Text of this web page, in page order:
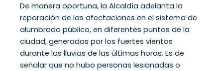
De manera oportuna, la Alcaldía adelanta la
reparación de las afectaciones en el sistema de
alumbrado público, en diferentes puntos de la
ciudad, generadas por los fuertes vientos
durante las lluvias de las últimas horas. Es de
señalar que no hubo personas lesionadas o